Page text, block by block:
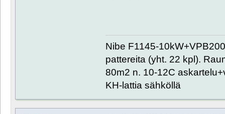
Nibe F1145-
pattereita (yht. 22 kpl).
80m2 n. 10-12C
KH-lattia sähköllä